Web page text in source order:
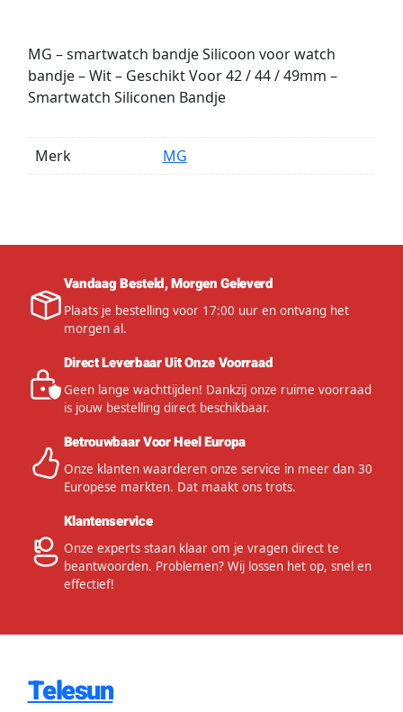
MG – smartwatch bandje Silicoon voor watch
bandje – Wit – Geschikt Voor 42 / 44 / 49mm –
Smartwatch Siliconen Bandje
Merk MG
Vandaag Besteld, Morgen Geleverd
Plaats je bestelling voor 17:00 uur en ontvang het
morgen al.
Direct Leverbaar Uit Onze Voorraad
Geen lange wachttijden! Dankzij onze ruime voorraad
is jouw bestelling direct beschikbaar.
Betrouwbaar Voor Heel Europa
Onze klanten waarderen onze service in meer dan 30
Europese markten. Dat maakt ons trots.
Klantenservice
Onze experts staan klaar om je vragen direct te
beantwoorden. Problemen? Wij lossen het op, snel en
effectief!
Telesun